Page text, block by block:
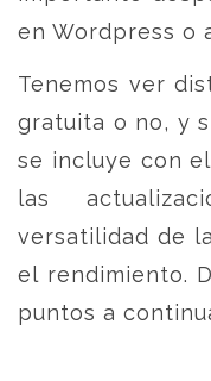
en Wordpress o
Tenemos ver
gratuita o no, y
se incluye con
las
versatilidad de la
el rendimiento.
puntos a